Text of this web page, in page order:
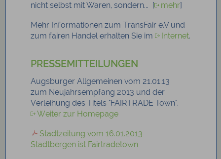
nicht selbst mit Waren, sondern... [
mehr]
Mehr Informationen zum TransFair e.V und
zum fairen Handel erhalten Sie im
Internet.
PRESSEMITTEILUNGEN
Augsburger Allgemeinen vom 21.01.13
zum Neujahrsempfang 2013 und der
Verleihung des Titels "FAIRTRADE Town".
Weiter zur Homepage
Stadtzeitung vom 16.01.2013
Stadtbergen ist Fairtradetown